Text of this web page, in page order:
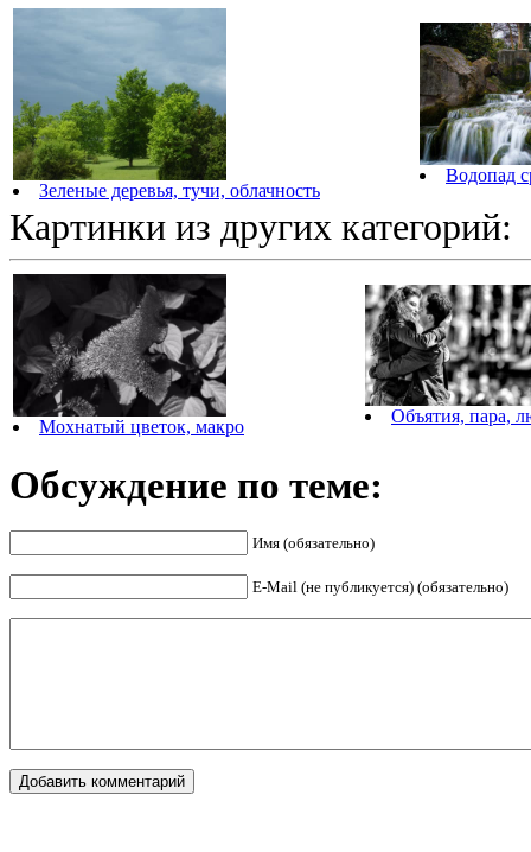
Зеленые деревья, тучи, облачность
Водопад
Картинки из других категорий:
Мохнатый цветок, макро
Объятия, пара,
Обсуждение по теме:
Имя (обязательно)
E-Mail (не публикуется) (обязательно)